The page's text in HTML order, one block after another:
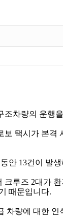
차량의 운행
택시가 본격
안 13건이 발
크루즈 2대가
때문입니다.
차량에 대한